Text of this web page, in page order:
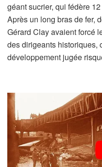
géant sucrier, qui fédère
Après un long bras de fer,
Gérard Clay avaient forcé
des dirigeants historiques,
développement jugée